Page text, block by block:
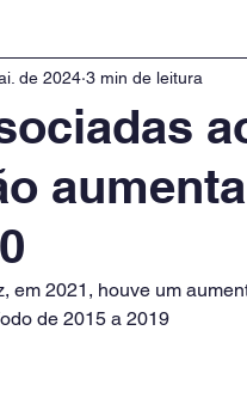
de 2024 3 min de leitura
em 2021, houve um
de 2015 a 2019